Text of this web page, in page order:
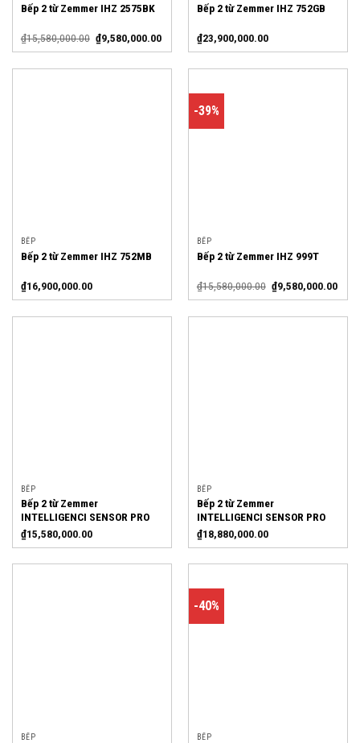
Bếp 2 từ Zemmer IHZ 2575BK
₫15,580,000.00 ₫9,580,000.00
Bếp 2 từ Zemmer IHZ 752GB
₫23,900,000.00
BẾP
Bếp 2 từ Zemmer IHZ 752MB
₫16,900,000.00
-39%
BẾP
Bếp 2 từ Zemmer IHZ 999T
₫15,580,000.00 ₫9,580,000.00
BẾP
Bếp 2 từ Zemmer
INTELLIGENCI SENSOR PRO
₫15,580,000.00
BẾP
Bếp 2 từ Zemmer
INTELLIGENCI SENSOR PRO
MAX
₫18,880,000.00
BẾP
-40%
BẾP